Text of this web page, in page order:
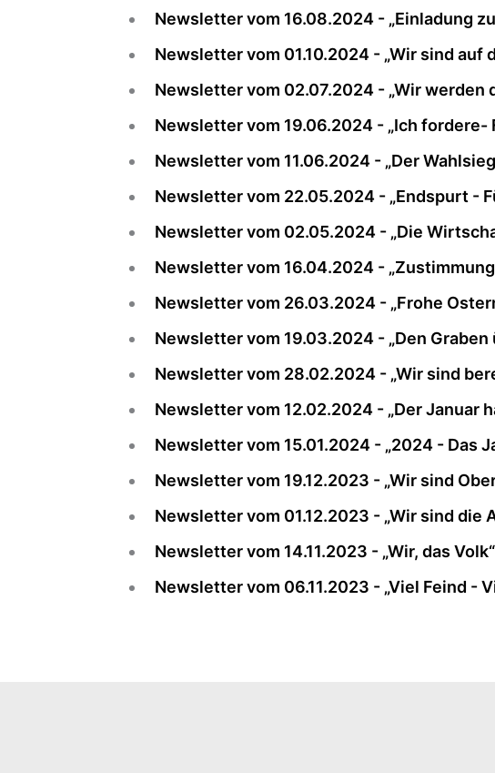
Newsletter vom 16.08.2024 - „Einladung
Newsletter vom 01.10.2024 - „Wir sind auf
Newsletter vom 02.07.2024 - „Wir werden
Newsletter vom 19.06.2024 - „Ich fordere-
Newsletter vom 11.06.2024 - „Der
Newsletter vom 22.05.2024 - „Endspurt -
Newsletter vom 02.05.2024 - „Die
Newsletter vom 16.04.2024 -
Newsletter vom 26.03.2024 - „Frohe
Newsletter vom 19.03.2024 - „Den Graben
Newsletter vom 28.02.2024 - „Wir sind
Newsletter vom 12.02.2024 - „Der Januar
Newsletter vom 15.01.2024 - „2024 - Das
Newsletter vom 19.12.2023 - „Wir sind
Newsletter vom 01.12.2023 - „Wir sind die
Newsletter vom 14.11.2023 - „Wir, das Volk“
Newsletter vom 06.11.2023 - „Viel Feind -